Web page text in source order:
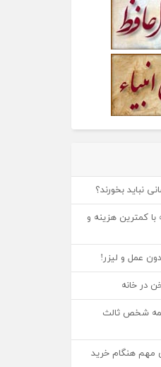
نباید بخورند؟
کمترین هزینه و
عمل و لیزر!
در خانه
شخص ثالث
مهم هنگام خرید